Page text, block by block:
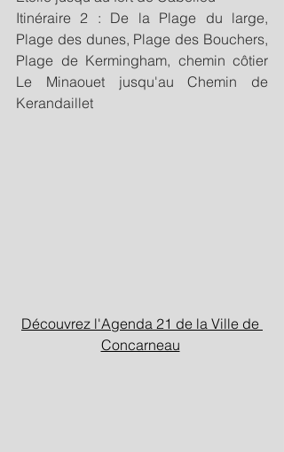
Itinéraire 2 : De la Plage du large,
Plage des dunes, Plage des Bouchers,
Plage de Kermingham, chemin côtier
Le Minaouet jusqu'au Chemin de
Kerandaillet
Découvrez l'Agenda 21 de la Ville de
Concarneau